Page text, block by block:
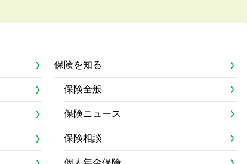
保険を知る
保険全般
保険ニュース
保険相談